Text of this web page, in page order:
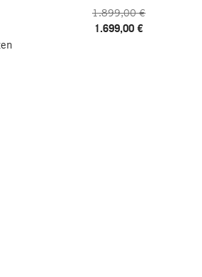
1.899,00 €
1.699,00 €